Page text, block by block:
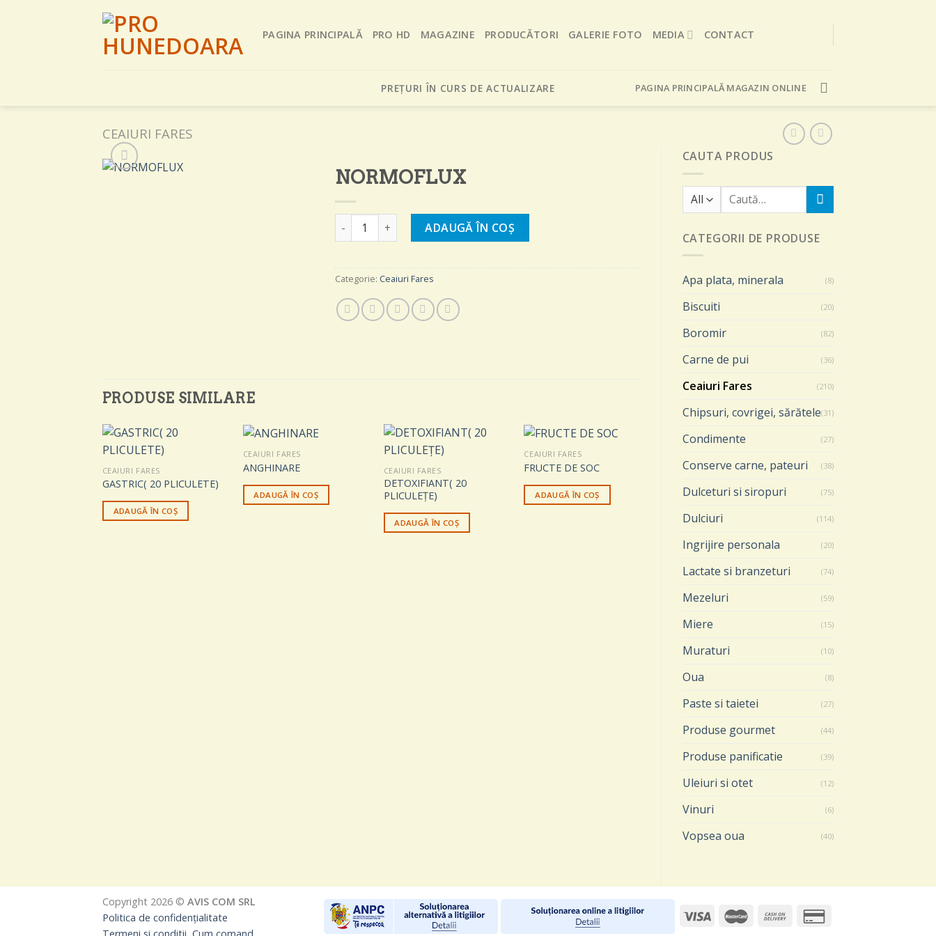
PAGINA PRINCIPALĂ PRO HD MAGAZINE PRODUCĂTORI GALERIE FOTO MEDIA CONTACT
PREȚURI ÎN CURS DE ACTUALIZARE PAGINA PRINCIPALĂ MAGAZIN ONLINE
CEAIURI FARES
CAUTA PRODUS
Caută
CATEGORII DE PRODUSE
Apa plata, minerala (8)
Biscuiti (20)
Boromir (82)
Carne de pui (36)
Ceaiuri Fares (210)
Chipsuri, covrigei, sărătele(31)
Condimente (27)
Conserve carne, pateuri (38)
Dulceturi si siropuri (75)
Dulciuri (114)
Ingrijire personala (20)
Lactate si branzeturi (74)
Mezeluri (59)
Miere (15)
Muraturi (10)
Oua (8)
Paste si taietei (27)
Produse gourmet (44)
Produse panificatie (39)
Uleiuri si otet (12)
Vinuri (6)
Vopsea oua (40)
NORMOFLUX
Cantitate NORMOFLUXADAUGĂ ÎN COȘ
Categorie: Ceaiuri Fares
PRODUSE SIMILARE
CEAIURI FARES
GASTRIC( 20 PLICULETE)
ADAUGĂ ÎN COȘ
CEAIURI FARES
ANGHINARE
ADAUGĂ ÎN COȘ
CEAIURI FARES
DETOXIFIANT( 20
PLICULEȚE)
ADAUGĂ ÎN COȘ
CEAIURI FARES
FRUCTE DE SOC
ADAUGĂ ÎN COȘ
CIRCULATIE CEREBRALA(
LEMN DULCE
ADAUGĂ ÎN COȘ
Copyright 2026 © AVIS COM SRL
Politica de confidențialitate